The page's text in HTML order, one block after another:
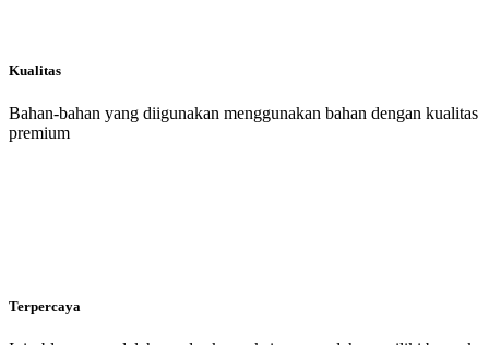
Kualitas
Bahan-bahan yang diigunakan menggunakan bahan dengan kualitas
premium
Terpercaya